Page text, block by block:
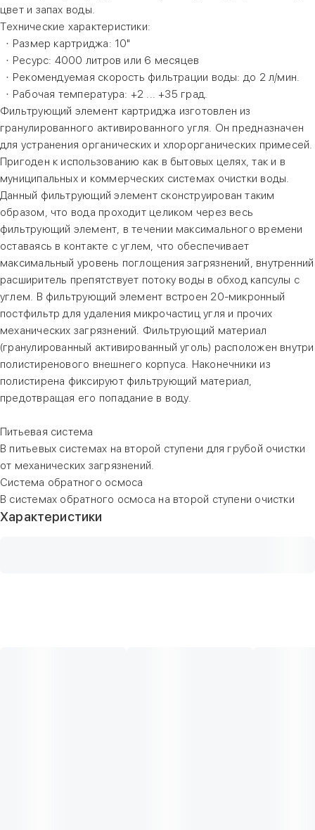
цвет и запах воды.
Технические характеристики:
· Размер картриджа: 10"
· Ресурс: 4000 литров или 6 месяцев
· Рекомендуемая скорость фильтрации воды: до 2 л/мин.
· Рабочая температура: +2 ... +35 град.
Фильтрующий элемент картриджа изготовлен из
гранулированного активированного угля. Он предназначен
для устранения органических и хлорорганических примесей.
Пригоден к использованию как в бытовых целях, так и в
муниципальных и коммерческих системах очистки воды.
Данный фильтрующий элемент сконструирован таким
образом, что вода проходит целиком через весь
фильтрующий элемент, в течении максимального времени
оставаясь в контакте с углем, что обеспечивает
максимальный уровень поглощения загрязнений, внутренний
расширитель препятствует потоку воды в обход капсулы с
углем. В фильтрующий элемент встроен 20-микронный
постфильтр для удаления микрочастиц угля и прочих
механических загрязнений. Фильтрующий материал
(гранулированный активированный уголь) расположен внутри
полистиренового внешнего корпуса. Наконечники из
полистирена фиксируют фильтрующий материал,
предотвращая его попадание в воду.
Питьевая система
В питьевых системах на второй ступени для грубой очистки
от механических загрязнений.
Система обратного осмоса
В системах обратного осмоса на второй ступени очистки
Характеристики